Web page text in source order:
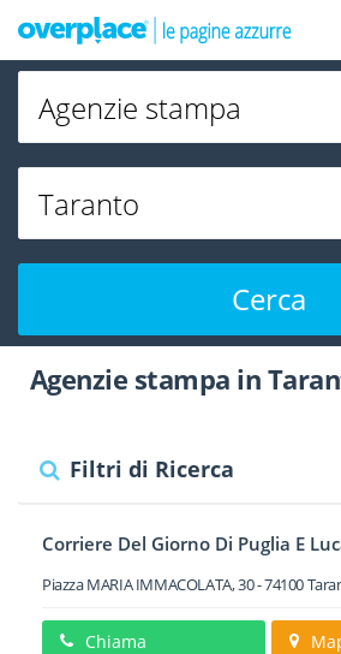
Cerca
Agenzie stampa in
Filtri di Ricerca
Corriere Del Giorno Di Puglia E
Piazza MARIA IMMACOLATA, 30-74100
Chiama